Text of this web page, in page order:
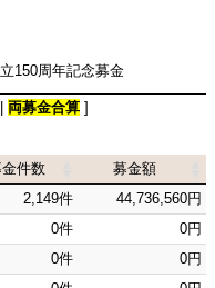
150周年記念募金
両募金合算 ]
件数
募金額
金件数 募金額
2,149件
44,736,560円
0件
0円
0件
0円